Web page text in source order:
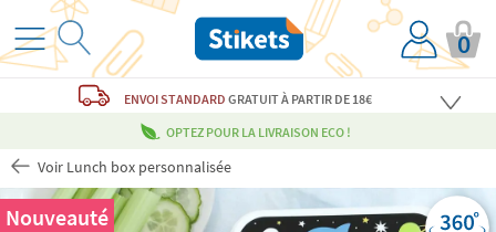
0
ENVOI STANDARDGRATUITÀ PARTIR DE 18€
OPTEZ POUR LA LIVRAISON ECO !
Voir Lunch box personnalisée
Nouveauté